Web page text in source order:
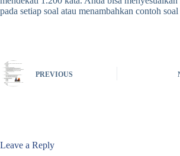
pada setiap soal atau menambahkan contoh
PREVIOUS
Leave a Reply